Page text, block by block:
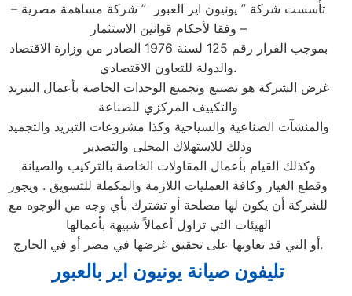
تأسست شركة ” يونيون اير العبور ” شركة مساهمة مصرية –
وفقا لأحكام قوانين الاستثمار –
بموجب القرار رقم 125 لسنة 1976 الصادر من وزارة الاقتصاد
والدولة للتعاون الاقتصادي.
غرض الشركة هو تصنيع وتجميع الوحدات الخاصة بأعمال التبريد
والتكييف المركزي للصناعة
والمنشآت الصناعية والسياحية وكذا مشروعات التبريد والتجميد
وذلك للاستهلاك المحلى والتصدير
وكذلك القيام بأعمال المقاولات الخاصة بالتركيب والصيانة
وقطع الغيار وكافة العمليات اللازمة والمكملة للتسويق . ويجوز
للشركة أن يكون لها مصلحة أو تشترك بأي وجه من الوجوه مع
الهيئات التي تزاول أعمالاً شبيهة بأعمالها
أو التي قد تعاونها على تحقيق غرضها في مصر أو في الخارج.
تليفون صيانة يونيون اير بالعبور